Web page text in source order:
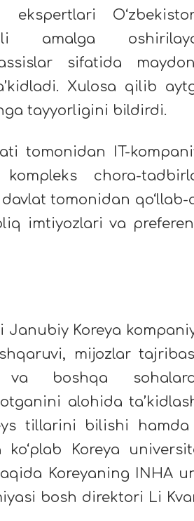
ekspertlari
amalga
sifatida
Xulosa qilib
tayyorligini bildirdi.
tomonidan IT-
chora-
tomonidan qo‘llab-
imtiyozlari va
Janubiy Koreya
mijozlar
boshqa
alohida
tillarini bilishi hamda
Koreya
Koreyaning INHA
bosh direktori Li